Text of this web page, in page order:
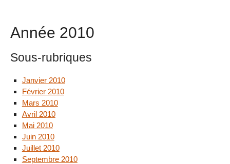
Année 2010
Sous-rubriques
Janvier 2010
Février 2010
Mars 2010
Avril 2010
Mai 2010
Juin 2010
Juillet 2010
Septembre 2010